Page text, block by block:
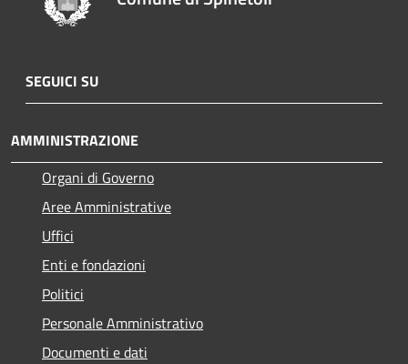
SEGUICI SU
AMMINISTRAZIONE
Organi di Governo
Aree Amministrative
Uffici
Enti e fondazioni
Politici
Personale Amministrativo
Documenti e dati